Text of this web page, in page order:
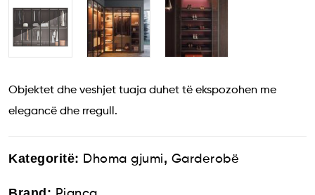
Objektet dhe veshjet tuaja duhet të ekspozohen me
elegancë dhe rregull.
Kategoritë: Dhoma gjumi, Garderobë